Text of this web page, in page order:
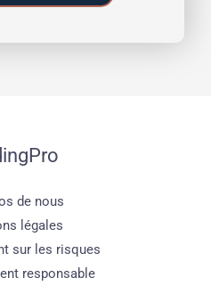
de nous
légales
sur les risques
responsable